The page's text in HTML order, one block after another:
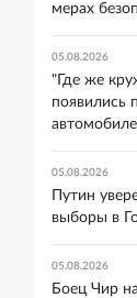
мерах
05.08.2026
"Где же
появились
автомобиле
05.08.2026
Путин
выборы в
05.08.2026
Боец Чир